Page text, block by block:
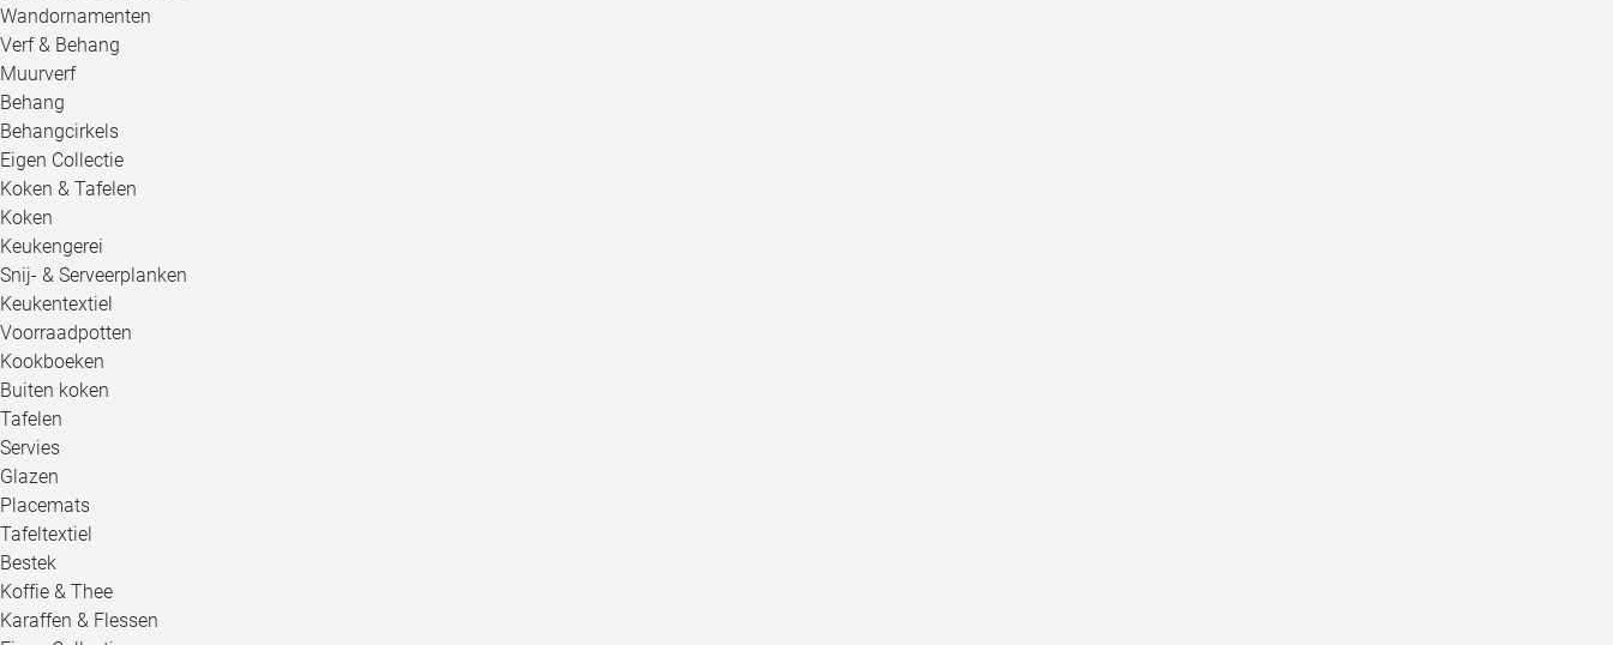
Wandornamenten
Verf & Behang
Muurverf
Behang
Behangcirkels
Eigen Collectie
Koken & Tafelen
Koken
Keukengerei
Snij- & Serveerplanken
Keukentextiel
Voorraadpotten
Kookboeken
Buiten koken
Tafelen
Servies
Glazen
Placemats
Tafeltextiel
Bestek
Koffie & Thee
Karaffen & Flessen